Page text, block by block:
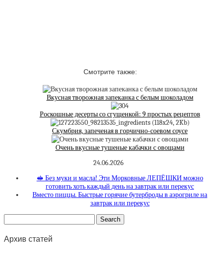
Смотрите также:
Вкусная творожная запеканка с белым шоколадом
Роскошные десерты со сгущенкой: 9 простых рецептов
Скумбрия, запеченая в горчично-соевом соусе
Очень вкусные тушеные кабачки с овощами
24.06.2026
🥪 Без муки и масла! Эти Морковные ЛЕПЁШКИ можно
готовить хоть каждый день на завтрак или перекус
Вместо пиццы. Быстрые горячие бутерброды в аэрогриле на
завтрак или перекус
Архив статей